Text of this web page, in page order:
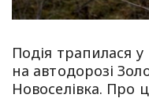
Подія трапилася
на автодорозі
Новоселівка. Про